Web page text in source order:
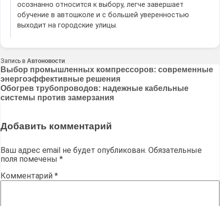
осознанно относится к выбору, легче завершает
обучение в автошколе и с большей уверенностью
выходит на городские улицы.
Запись в Автоновости
Навигация
по
записям
Выбор промышленных компрессоров: современные
энергоэффективные решения
Обогрев трубопроводов: надежные кабельные
системы против замерзания
Добавить комментарий
Ваш адрес email не будет опубликован. Обязательные
поля помечены *
Комментарий *